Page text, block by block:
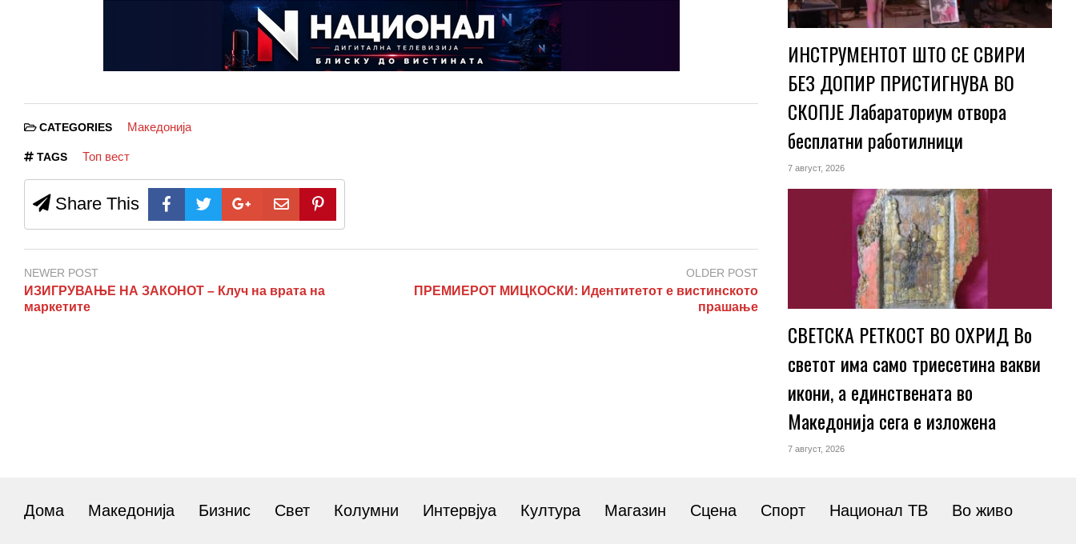
CATEGORIES Македонија
TAGS Топ вест
Share This
NEWER POST
ИЗИГРУВАЊЕ НА ЗАКОНОТ – Клуч на врата на
маркетите
OLDER POST
ПРЕМИЕРОТ МИЦКОСКИ: Идентитетот е вистинското
прашање
ИНСТРУМЕНТОТ ШТО СЕ СВИРИ
БЕЗ ДОПИР ПРИСТИГНУВА ВО
СКОПЈЕ Лабараториум отвора
бесплатни работилници
7 август, 2026
СВЕТСКА РЕТКОСТ ВО ОХРИД Во
светот има само триесетина вакви
икони, а единствената во
Македонија сега е изложена
7 август, 2026
Дома Македонија Бизнис Свет Колумни Интервјуа Култура Магазин Сцена Спорт Национал ТВ Во живо